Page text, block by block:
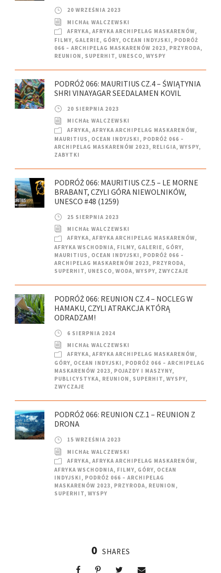
20 WRZEŚNIA 2023
MICHAŁ WALCZEWSKI
AFRYKA, AFRYKA ARCHIPELAG MASKARENÓW,
FILMY, GALERIE, GÓRY, OCEAN INDYJSKI , PODRÓŻ
066 – ARCHIPELAG MASKARENÓW 2023, PRZYRODA,
REUNION , SUPERHIT, UNESCO, WYSPY
PODRÓŻ 066: MAURITIUS CZ.4 – ŚWIĄTYNIA
SHRI VINAYAGAR SEEDALAMEN KOVIL
20 SIERPNIA 2023
MICHAŁ WALCZEWSKI
AFRYKA, AFRYKA ARCHIPELAG MASKARENÓW,
MAURITIUS , OCEAN INDYJSKI , PODRÓŻ 066 –
ARCHIPELAG MASKARENÓW 2023, RELIGIA, WYSPY,
ZABYTKI
PODRÓŻ 066: MAURITIUS CZ.5 – LE MORNE
BRABANT, CZYLI GÓRA NIEWOLNIKÓW,
UNESCO #48 (1259)
25 SIERPNIA 2023
MICHAŁ WALCZEWSKI
AFRYKA, AFRYKA ARCHIPELAG MASKARENÓW,
AFRYKA WSCHODNIA, FILMY, GALERIE, GÓRY,
MAURITIUS , OCEAN INDYJSKI , PODRÓŻ 066 –
ARCHIPELAG MASKARENÓW 2023, PRZYRODA,
SUPERHIT, UNESCO, WODA, WYSPY, ZWYCZAJE
PODRÓŻ 066: REUNION CZ.4 – NOCLEG W
HAMAKU, CZYLI ATRAKCJA KTÓRĄ
ODRADZAM!
6 SIERPNIA 2024
MICHAŁ WALCZEWSKI
AFRYKA, AFRYKA ARCHIPELAG MASKARENÓW,
GÓRY, OCEAN INDYJSKI , PODRÓŻ 066 – ARCHIPELAG
MASKARENÓW 2023, POJAZDY I MASZYNY,
PUBLICYSTYKA, REUNION , SUPERHIT, WYSPY,
ZWYCZAJE
PODRÓŻ 066: REUNION CZ.1 – REUNION Z
DRONA
15 WRZEŚNIA 2023
MICHAŁ WALCZEWSKI
AFRYKA, AFRYKA ARCHIPELAG MASKARENÓW,
AFRYKA WSCHODNIA, FILMY, GÓRY, OCEAN
INDYJSKI , PODRÓŻ 066 – ARCHIPELAG
MASKARENÓW 2023, PRZYRODA, REUNION ,
SUPERHIT, WYSPY
0 SHARES